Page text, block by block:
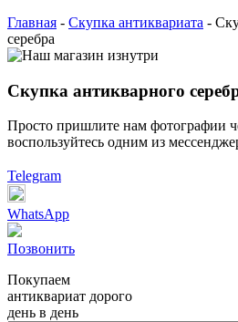
Главная - Скупка антиквариата -
серебра
Скупка антикварного
Просто пришлите нам фотографии
воспользуйтесь одним из
Telegram
WhatsApp
Позвонить
Покупаем
антиквариат дорого
день в день